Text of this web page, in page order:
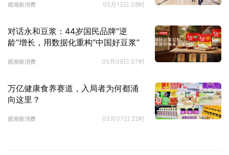
观潮新消费 05月12日 08时
对话永和豆浆：44岁国民品牌“逆
龄”增长，用数据化重构“中国好豆浆”
观潮新消费 05月09日 07时
万亿健康食养赛道，入局者为何都涌
向这里？
观潮新消费 05月07日 22时